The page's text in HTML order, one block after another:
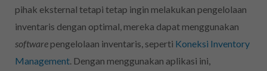
pihak eksternal tetapi tetap ingin melakukan pengelolaan
inventaris dengan optimal, mereka dapat menggunakan
software pengelolaan inventaris, seperti Koneksi Inventory
Management . Dengan menggunakan aplikasi ini,